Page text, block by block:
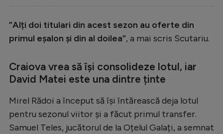
”Alți doi titulari din acest sezon au oferte din
primul eșalon și din al doilea”, a mai scris Scutariu.
Craiova vrea să își consolideze lotul, iar
David Matei este una dintre ținte
Mirel Rădoi a început să își întărească deja lotul
pentru sezonul viitor și a făcut primul transfer.
Samuel Teles, jucătorul de la Oțelul Galați, a semnat